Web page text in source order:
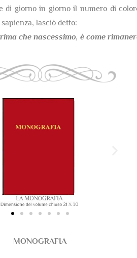
di giorno in giorno il numero di
lasciò detto:
che nascessimo, è come
MONOGRAFIA